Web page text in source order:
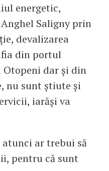
energetic,
Saligny prin
devalizarea
din portul
Otopeni dar și din
nu sunt știute și
iarăși va
atunci ar trebui să
pentru că sunt